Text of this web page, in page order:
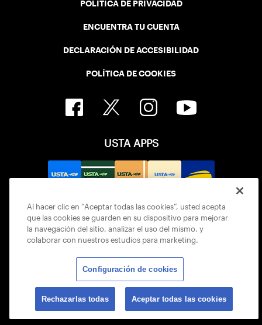
POLÍTICA DE PRIVACIDAD
ENCUENTRA TU CUENTA
DECLARACIÓN DE ACCESIBILIDAD
POLÍTICA DE COOKIES
USTA APPS
© 2026 USTA ALL RIGHTS RESERVED
Al hacer clic en “Aceptar todas las cookies”, usted acepta
que las cookies se guarden en su dispositivo para mejorar
la navegación del sitio, analizar el uso del mismo, y
colaborar con nuestros estudios para marketing.
Configuración de cookies
Rechazarlas todas Aceptar todas las cookies